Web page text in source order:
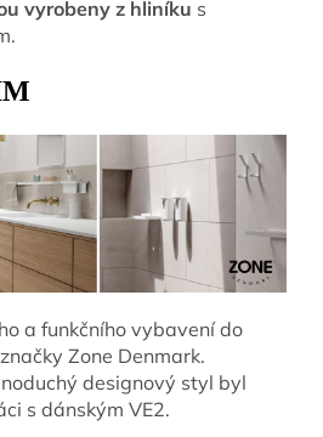
vyrobeny z hliníku s
a funkčního vybavení do
Zone Denmark.
designový styl byl
s dánským VE2.